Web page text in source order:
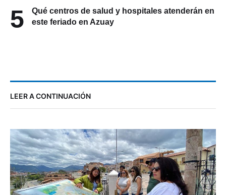
5
Qué centros de salud y hospitales atenderán en
este feriado en Azuay
LEER A CONTINUACIÓN